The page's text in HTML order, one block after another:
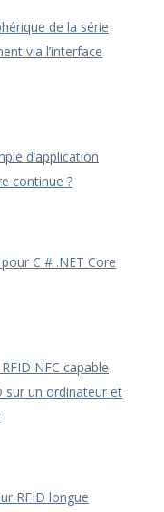
de la série
via l’interface
d’application
continue ?
C # .NET Core
NFC capable
sur un ordinateur et
RFID longue